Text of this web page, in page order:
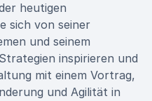
heutigen
sich von seiner
und seinem
inspirieren und
mit einem Vortrag,
und Agilität in